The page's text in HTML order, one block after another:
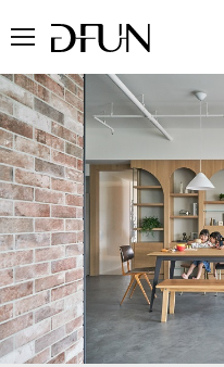
劃
點
察
案
場
訪
展